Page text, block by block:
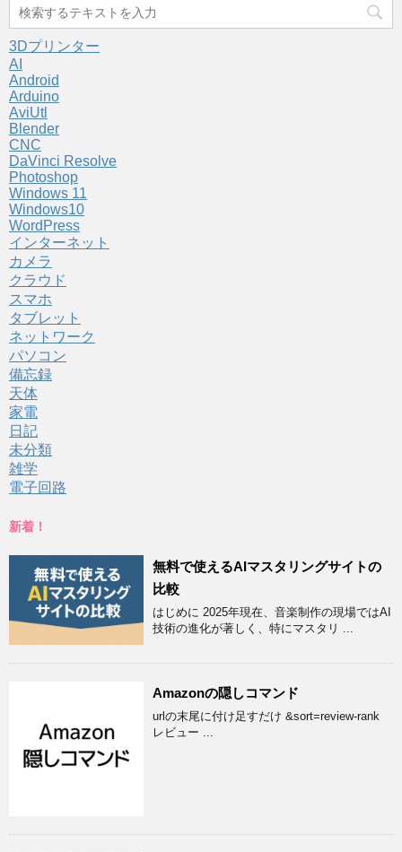
3Dプリンター
AI
Android
Arduino
AviUtl
Blender
CNC
DaVinci Resolve
Photoshop
Windows 11
Windows10
WordPress
インターネット
カメラ
クラウド
スマホ
タブレット
ネットワーク
パソコン
備忘録
天体
家電
日記
未分類
雑学
電子回路
新着！
無料で使えるAIマスタリングサイトの
比較
はじめに 2025年現在、音楽制作の現場ではAI
技術の進化が著しく、特にマスタリ ...
Amazonの隠しコマンド
urlの末尾に付け足すだけ &sort=review-rank
レビュー ...